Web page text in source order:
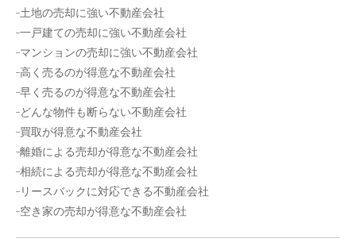
土地の売却に強い不動産会社
一戸建ての売却に強い不動産会社
マンションの売却に強い不動産会社
高く売るのが得意な不動産会社
早く売るのが得意な不動産会社
どんな物件も断らない不動産会社
買取が得意な不動産会社
離婚による売却が得意な不動産会社
相続による売却が得意な不動産会社
リースバックに対応できる不動産会社
空き家の売却が得意な不動産会社